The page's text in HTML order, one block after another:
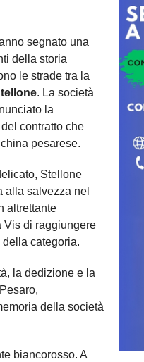
segnato una
della storia
le strade tra la
. La società
la
contratto che
pesarese.
Stellone
alla salvezza nel
altrettante
Vis di raggiungere
categoria.
la dedizione e la
della società
biancorosso. A